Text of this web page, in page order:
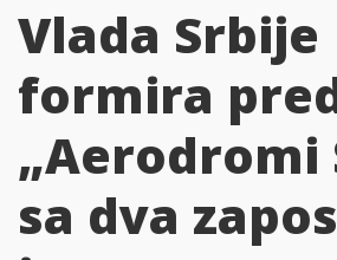
Vlada Srbije
formira
„Aerodromi
sa dva